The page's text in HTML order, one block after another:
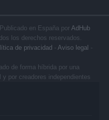
en España por AdHub
los derechos reservados.
de privacidad - Aviso legal -
de forma híbrida por una
por creadores independientes